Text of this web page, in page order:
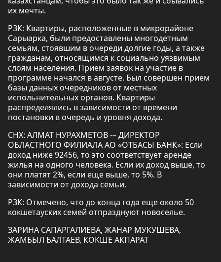
их мечты.
РЗК: Квартиры, расположенные в микрорайоне
Сарыарка, были предоставлены многодетным
семьям, стоявшим в очереди долгие годы, а также
гражданам, относящимся к социально уязвимым
слоям населения. Прием заявок на участие в
программе начался в августе. Был совершен прием
базы данных очередников от местных
испольнительных органов. Квартиры
распределялись в зависимости от времени
постановки в очередь и уровня дохода.
СНХ: АЛМАТ НУРАХМЕТОВ -– ДИРЕКТОР
ОБЛАСТНОГО ФИЛИАЛА АО «ОТБАСЫ БАНК»: Если
доход ниже 92456, то это соответствует аренде
жилья на одного человека. Если их доход выше, то
они платят 2%, если еще выше, то 5%. В
зависимости от дохода семьи.
РЗК: Отмечено, что до конца года еще около 50
кокшетауских семей отпразднуют новоселье.
ЗАРИНА САПАРГАЛИЕВА, ЖАНАР МУКУШЕВА,
ЖАМБЫЛ БАЛТАЕВ, КОКШЕ АКПАРАТ